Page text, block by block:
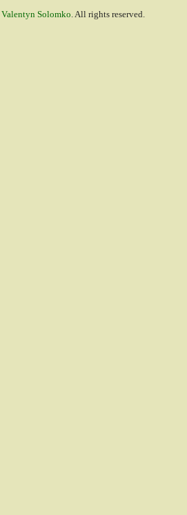
Valentyn Solomko. All rights reserved.